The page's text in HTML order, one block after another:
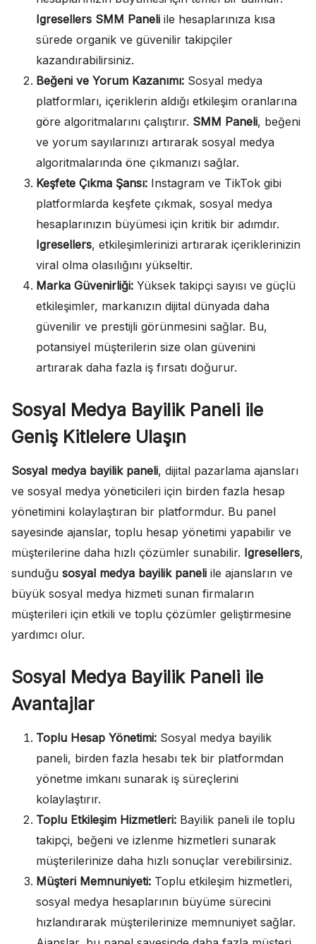
Igresellers SMM Paneli ile hesaplarınıza kısa
sürede organik ve güvenilir takipçiler
kazandırabilirsiniz.
Beğeni ve Yorum Kazanımı: Sosyal medya
platformları, içeriklerin aldığı etkileşim oranlarına
göre algoritmalarını çalıştırır. SMM Paneli, beğeni
ve yorum sayılarınızı artırarak sosyal medya
algoritmalarında öne çıkmanızı sağlar.
Keşfete Çıkma Şansı: Instagram ve TikTok gibi
platformlarda keşfete çıkmak, sosyal medya
hesaplarınızın büyümesi için kritik bir adımdır.
Igresellers, etkileşimlerinizi artırarak içeriklerinizin
viral olma olasılığını yükseltir.
Marka Güvenirliği: Yüksek takipçi sayısı ve güçlü
etkileşimler, markanızın dijital dünyada daha
güvenilir ve prestijli görünmesini sağlar. Bu,
potansiyel müşterilerin size olan güvenini
artırarak daha fazla iş fırsatı doğurur.
Sosyal Medya Bayilik Paneli ile
Geniş Kitlelere Ulaşın
Sosyal medya bayilik paneli, dijital pazarlama ajansları
ve sosyal medya yöneticileri için birden fazla hesap
yönetimini kolaylaştıran bir platformdur. Bu panel
sayesinde ajanslar, toplu hesap yönetimi yapabilir ve
müşterilerine daha hızlı çözümler sunabilir. Igresellers,
sunduğu sosyal medya bayilik paneli ile ajansların ve
büyük sosyal medya hizmeti sunan firmaların
müşterileri için etkili ve toplu çözümler geliştirmesine
yardımcı olur.
Sosyal Medya Bayilik Paneli ile
Avantajlar
Toplu Hesap Yönetimi: Sosyal medya bayilik
paneli, birden fazla hesabı tek bir platformdan
yönetme imkanı sunarak iş süreçlerini
kolaylaştırır.
Toplu Etkileşim Hizmetleri: Bayilik paneli ile toplu
takipçi, beğeni ve izlenme hizmetleri sunarak
müşterilerinize daha hızlı sonuçlar verebilirsiniz.
Müşteri Memnuniyeti: Toplu etkileşim hizmetleri,
sosyal medya hesaplarının büyüme sürecini
hızlandırarak müşterilerinize memnuniyet sağlar.